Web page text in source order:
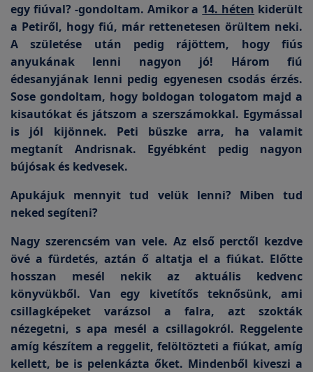
egy fiúval? -gondoltam. Amikor a 14. héten kiderült
a Petiről, hogy fiú, már rettenetesen örültem neki.
A születése után pedig rájöttem, hogy fiús
anyukának lenni nagyon jó! Három fiú
édesanyjának lenni pedig egyenesen csodás érzés.
Sose gondoltam, hogy boldogan tologatom majd a
kisautókat és játszom a szerszámokkal. Egymással
is jól kijönnek. Peti büszke arra, ha valamit
megtanít Andrisnak. Egyébként pedig nagyon
bújósak és kedvesek.
Apukájuk mennyit tud velük lenni? Miben tud
neked segíteni?
Nagy szerencsém van vele. Az első perctől kezdve
övé a fürdetés, aztán ő altatja el a fiúkat. Előtte
hosszan mesél nekik az aktuális kedvenc
könyvükből. Van egy kivetítős teknősünk, ami
csillagképeket varázsol a falra, azt szokták
nézegetni, s apa mesél a csillagokról. Reggelente
amíg készítem a reggelit, felöltözteti a fiúkat, amíg
kellett, be is pelenkázta őket. Mindenből kiveszi a